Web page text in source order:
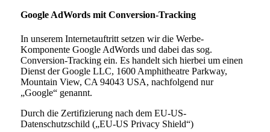
Google AdWords mit Conversion-Tracking
In unserem Internetauftritt setzen wir die Werbe-
Komponente Google AdWords und dabei das sog.
Conversion-Tracking ein. Es handelt sich hierbei um einen
Dienst der Google LLC, 1600 Amphitheatre Parkway,
Mountain View, CA 94043 USA, nachfolgend nur
„Google“ genannt.
Durch die Zertifizierung nach dem EU-US-
Datenschutzschild („EU-US Privacy Shield“)